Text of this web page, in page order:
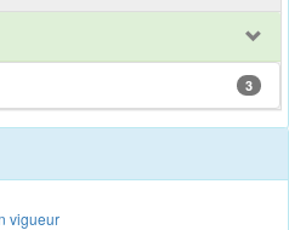
3
vigueur